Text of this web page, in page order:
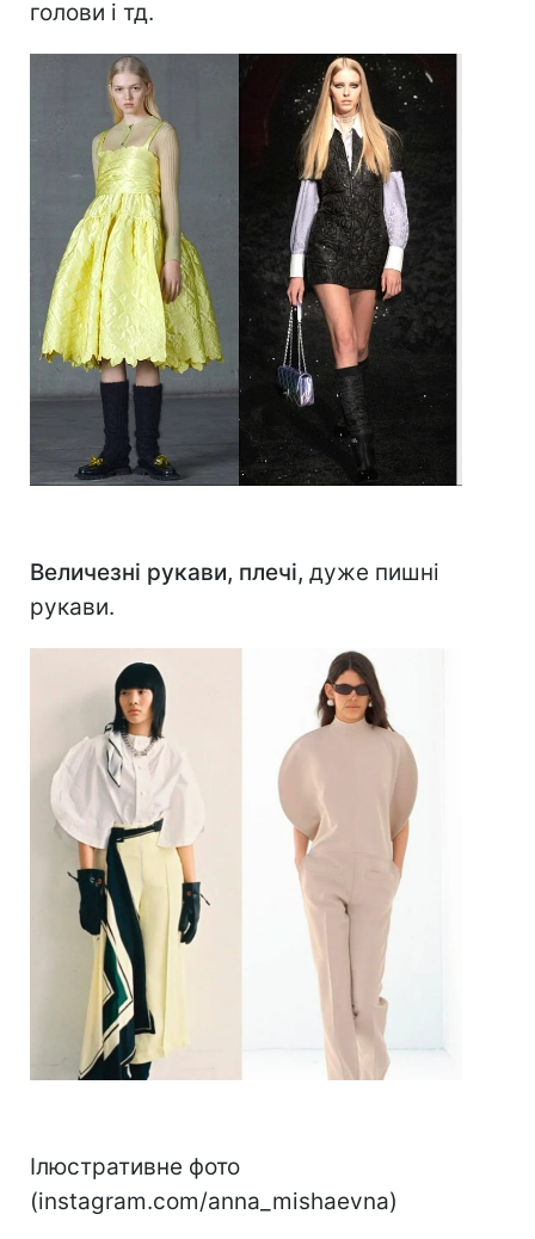
голови і тд.
Величезні рукави, плечі, дуже пишні
рукави.
Ілюстративне фото
(instagram.com/anna_mishaevna)